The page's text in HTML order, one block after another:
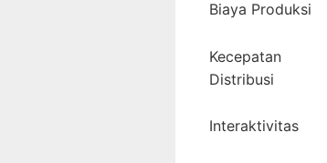
Biaya Produksi
Kecepatan
Distribusi
Interaktivitas